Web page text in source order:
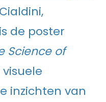
de poster
Science of
visuele
inzichten van